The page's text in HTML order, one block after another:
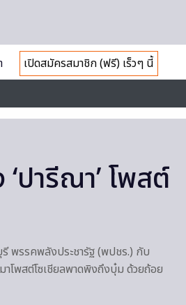
เปิดสมัครสมาชิก (ฟรี) เร็วๆ นี้
ปารีณา’ โพสต์
รี พรรคพลังประชารัฐ (พปชร.) กับ
โพสต์โซเชียลพาดพิงถึงบุ๋ม ด้วยถ้อย